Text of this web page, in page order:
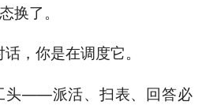
换了。
， 你是在调度它。
头——派活、扫表、回答必